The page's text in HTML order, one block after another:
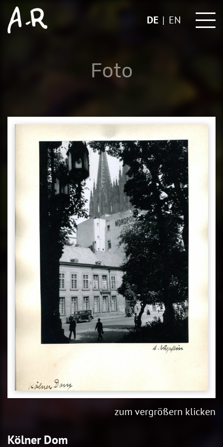
Skip
content
DE EN
Foto
zum vergrößern klicken
Kölner Dom